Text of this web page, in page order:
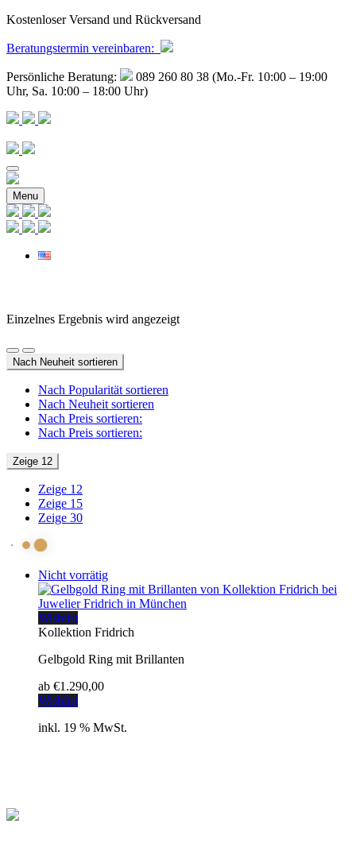
Kostenloser Versand und Rückversand
Beratungstermin vereinbaren:
Persönliche Beratung:
089 260 80 38 (Mo.-Fr. 10:00 – 19:00
Uhr, Sa. 10:00 – 18:00 Uhr)
Menu
Einzelnes Ergebnis wird angezeigt
Nach Neuheit sortieren
Nach Popularität sortieren
Nach Neuheit sortieren
Nach Preis sortieren:
Nach Preis sortieren:
Zeige 12
Zeige 12
Zeige 15
Zeige 30
Nicht vorrätig
Wishlist
Kollektion Fridrich
Gelbgold Ring mit Brillanten
ab €1.290,00
Wishlist
inkl. 19 % MwSt.